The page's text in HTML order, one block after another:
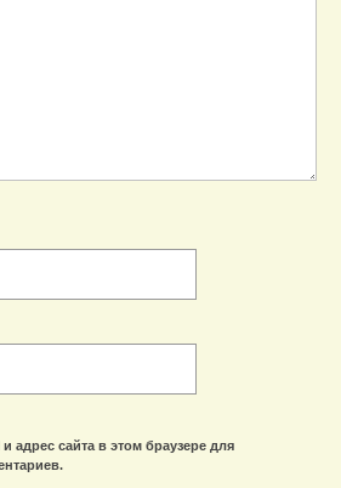
адрес сайта в этом браузере для